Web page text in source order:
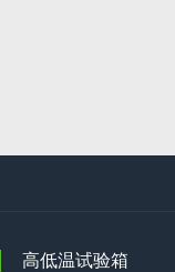
高低温试验箱